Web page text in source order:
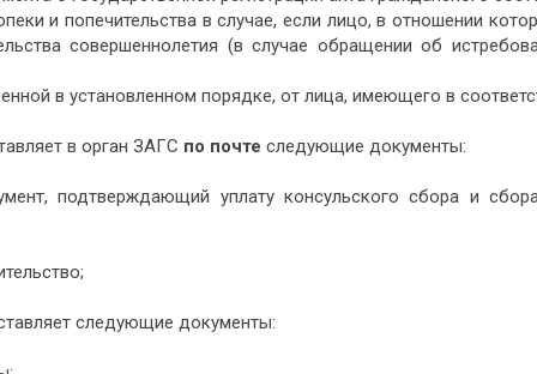
и попечительства в случае, если лицо, в отношении
совершеннолетия (в случае обращении об
в установленном порядке, от лица, имеющего в
в орган ЗАГС по почте следующие документы:
подтверждающий уплату консульского сбора и
следующие документы: